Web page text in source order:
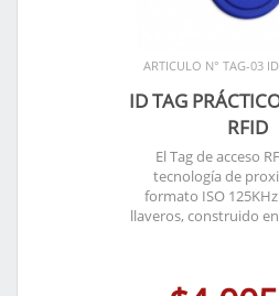
ARTICULO N° TAG-03
ID TAG
RFID
El Tag de acceso
tecnología de
formato ISO
llaveros, construido